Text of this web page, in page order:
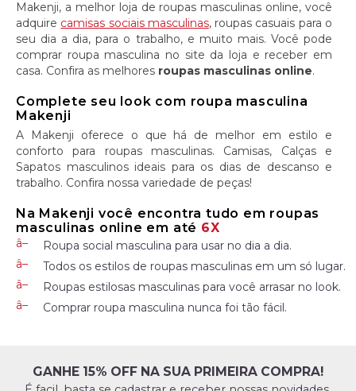
Makenji, a melhor loja de roupas masculinas online, você
adquire camisas sociais masculinas, roupas casuais para o
seu dia a dia, para o trabalho, e muito mais. Você pode
comprar roupa masculina no site da loja e receber em
casa. Confira as melhores roupas masculinas online.
Complete seu look com roupa masculina
Makenji
A Makenji oferece o que há de melhor em estilo e
conforto para roupas masculinas. Camisas, Calças e
Sapatos masculinos ideais para os dias de descanso e
trabalho. Confira nossa variedade de peças!
Na Makenji você encontra tudo em roupas
masculinas online em até 6X
Roupa social masculina para usar no dia a dia.
Todos os estilos de roupas masculinas em um só lugar.
Roupas estilosas masculinas para você arrasar no look.
Comprar roupa masculina nunca foi tão fácil.
GANHE 15% OFF NA SUA PRIMEIRA COMPRA!